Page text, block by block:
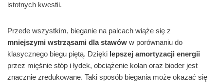
istotnych kwestii.
Przede wszystkim, bieganie na palcach wiąże się z
mniejszymi wstrząsami dla stawów w porównaniu do
klasycznego biegu piętą. Dzięki lepszej amortyzacji energii
przez mięśnie stóp i łydek, obciążenie kolan oraz bioder jest
znacznie zredukowane. Taki sposób biegania może okazać się